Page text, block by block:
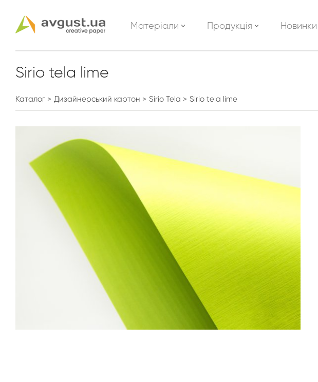
Матеріали Продукція Новинки
Sirio tela lime
Каталог Дизайнерський картон Sirio Tela Sirio tela lime